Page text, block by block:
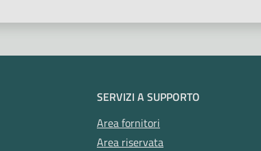
SERVIZI A SUPPORTO
Area fornitori
Area riservata